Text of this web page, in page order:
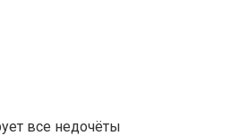
все недочёты